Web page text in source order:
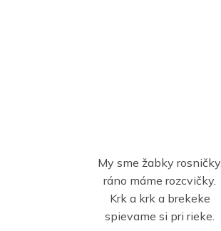
My sme žabky rosničky,
ráno máme rozcvičky.
Krk a krk a brekeke
spievame si pri rieke.